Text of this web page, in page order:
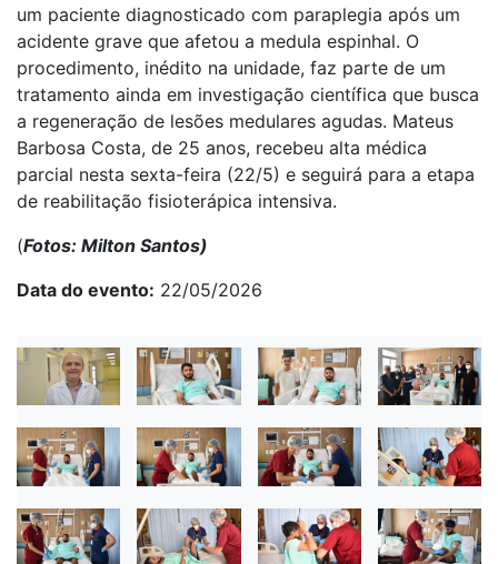
um paciente diagnosticado com paraplegia após um
acidente grave que afetou a medula espinhal. O
procedimento, inédito na unidade, faz parte de um
tratamento ainda em investigação científica que busca
a regeneração de lesões medulares agudas. Mateus
Barbosa Costa, de 25 anos, recebeu alta médica
parcial nesta sexta-feira (22/5) e seguirá para a etapa
de reabilitação fisioterápica intensiva.
(Fotos: Milton Santos)
Data do evento 22/05/2026